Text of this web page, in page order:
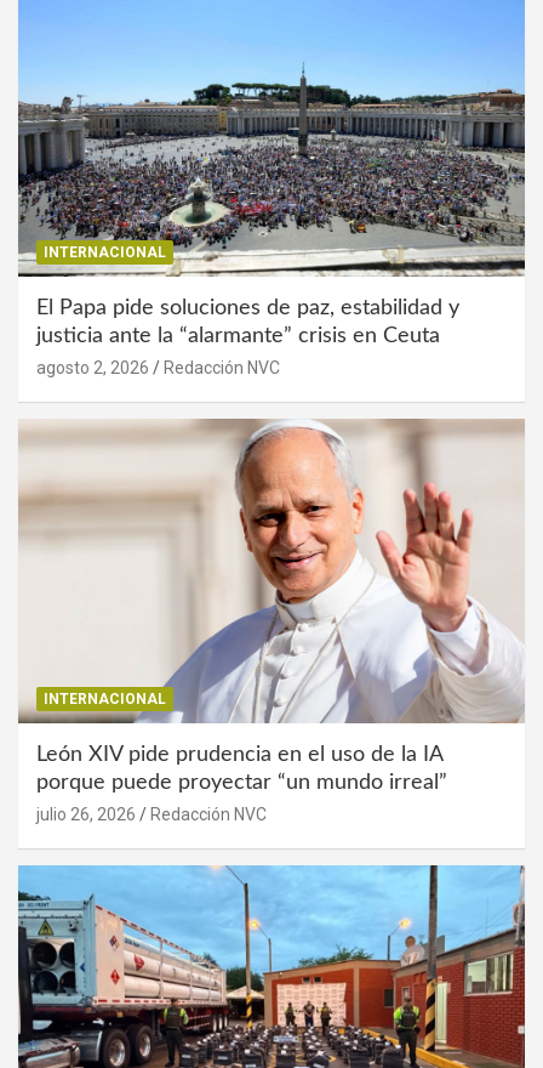
INTERNACIONAL
El Papa pide soluciones de paz, estabilidad y
justicia ante la “alarmante” crisis en Ceuta
agosto 2, 2026 Redacción NVC
INTERNACIONAL
León XIV pide prudencia en el uso de la IA
porque puede proyectar “un mundo irreal”
julio 26, 2026 Redacción NVC